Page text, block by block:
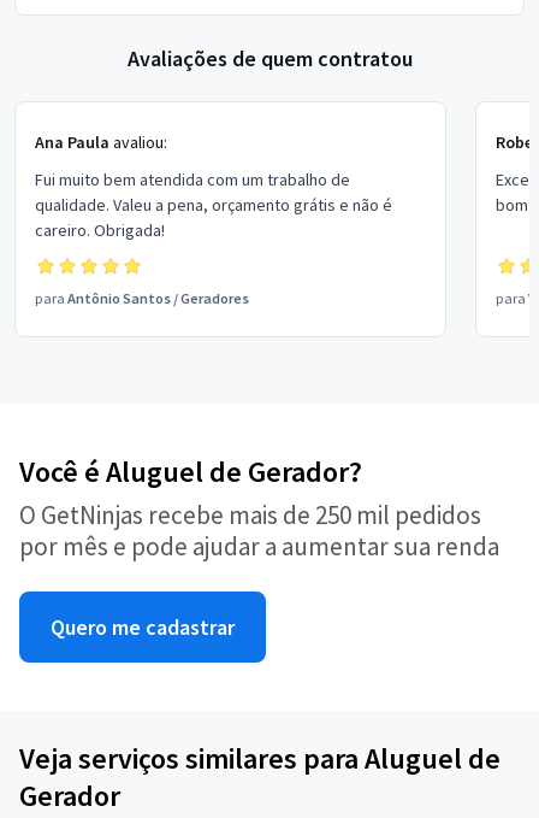
Avaliações de quem contratou
Ana Paula avaliou:
Fui muito bem atendida com um trabalho de
qualidade. Valeu a pena, orçamento grátis e não é
careiro. Obrigada!
para Antônio Santos /Geradores
bom
para
Você é Aluguel de Gerador?
O GetNinjas recebe mais de 250 mil pedidos
por mês e pode ajudar a aumentar sua renda
Quero me cadastrar
Veja serviços similares para Aluguel de
Gerador